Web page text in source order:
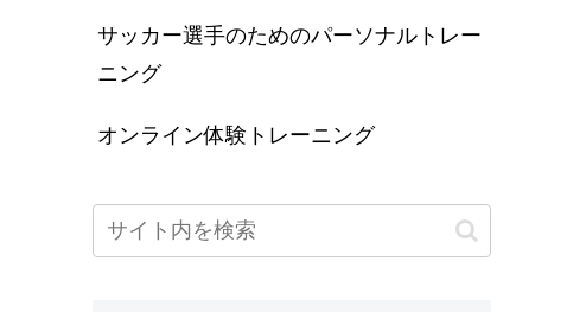
サッカー選手のためのパーソナルトレー
ニング
オンライン体験トレーニング